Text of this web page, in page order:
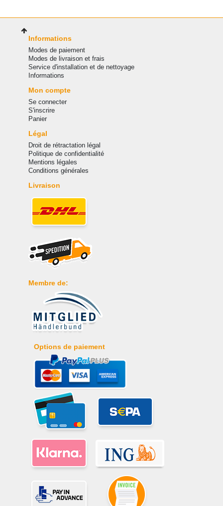
Informations
Modes de paiement
Modes de livraison et frais
Service d'installation et de nettoyage
Informations
Mon compte
Se connecter
S'inscrire
Panier
Légal
Droit de rétractation légal
Politique de confidentialité
Mentions légales
Conditions générales
Livraison
Membre de:
Options de paiement